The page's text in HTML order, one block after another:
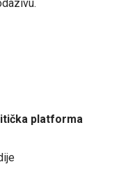
platforma